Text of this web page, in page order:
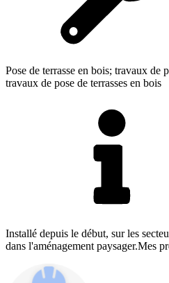
Pose de terrasse en bois; travaux de
travaux de pose de terrasses en bois
Installé depuis le début, sur les
dans l'aménagement paysager.Mes